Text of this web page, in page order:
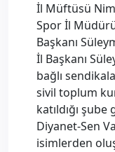
İl Müftüsü
Spor İl
Başkanı
İl Başkanı
bağlı
sivil toplum
katıldığı
Diyanet-Sen
isimlerden